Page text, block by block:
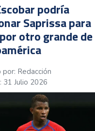
podría
Saprissa para
otro grande de
por: Redacción
31 Julio 2026